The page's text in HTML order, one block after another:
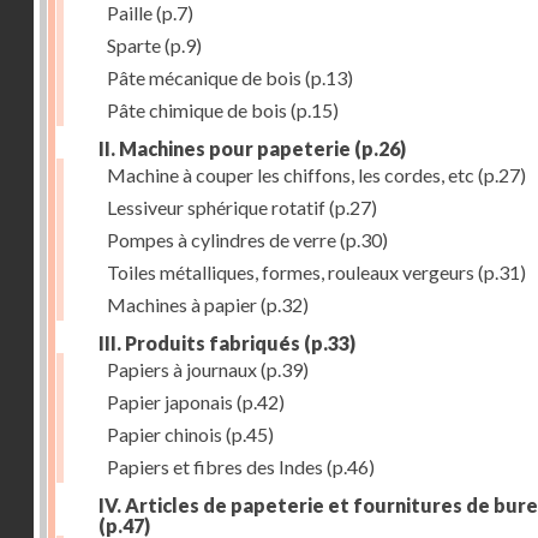
Paille(p.7)
Sparte(p.9)
Pâte mécanique de bois (p.13)
Pâte chimique de bois (p.15)
II. Machines pour papeterie (p.26)
Machine à couper les chiffons, les cordes, etc (p.27)
Lessiveur sphérique rotatif(p.27)
Pompes à cylindres de verre(p.30)
Toiles métalliques, formes, rouleaux vergeurs (p.31)
Machines à papier(p.32)
III. Produits fabriqués (p.33)
Papiers à journaux(p.39)
Papier japonais (p.42)
Papier chinois (p.45)
Papiers et fibres des Indes (p.46)
IV. Articles de papeterie et fournitures de
(p.47)